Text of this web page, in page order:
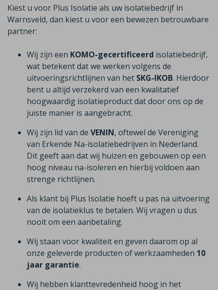
Kiest u voor Plus Isolatie als uw isolatiebedrijf in
Warnsveld, dan kiest u voor een bewezen betrouwbare
partner:
Wij zijn een KOMO-gecertificeerd isolatiebedrijf,
wat betekent dat we werken volgens de
uitvoeringsrichtlijnen van het SKG-IKOB. Hierdoor
bent u altijd verzekerd van een kwalitatief
hoogwaardig isolatieproduct dat door ons op de
juiste manier is aangebracht.
Wij zijn lid van de VENIN, oftewel de Vereniging
van Erkende Na-isolatiebedrijven in Nederland.
Dit geeft aan dat wij huizen en gebouwen op een
hoog niveau na-isoleren en hierbij voldoen aan
strenge richtlijnen.
Als klant bij Plus Isolatie hoeft u pas na uitvoering
van de isolatieklus te betalen. Wij vragen u dus
nooit om een aanbetaling.
Wij staan voor kwaliteit en geven daarom op al
onze geleverde producten of werkzaamheden 10
jaar garantie.
Wij hebben klanttevredenheid hoog in het